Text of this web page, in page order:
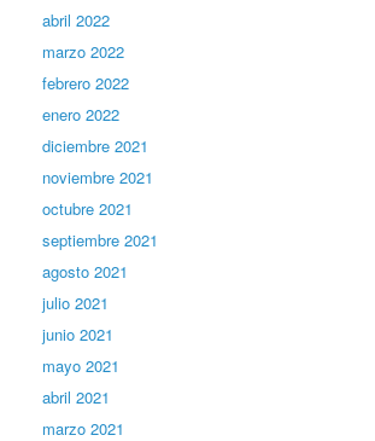
abril 2022
marzo 2022
febrero 2022
enero 2022
diciembre 2021
noviembre 2021
octubre 2021
septiembre 2021
agosto 2021
julio 2021
junio 2021
mayo 2021
abril 2021
marzo 2021